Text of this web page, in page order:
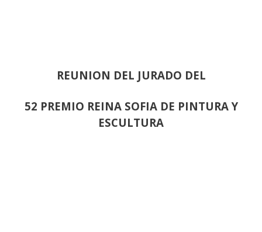
REUNION DEL JURADO DEL
52 PREMIO REINA SOFIA DE PINTURA Y
ESCULTURA